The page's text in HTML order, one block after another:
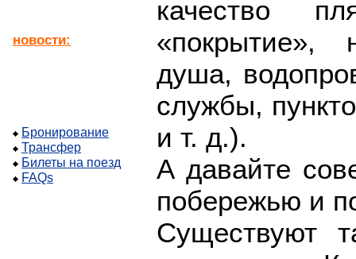
новости:
Бронирование
Трансфер
Билеты на поезд
FAQs
качество
«покрытие»,
душа,
службы,
и т. д.).
А давайте
побережью и
Существуют